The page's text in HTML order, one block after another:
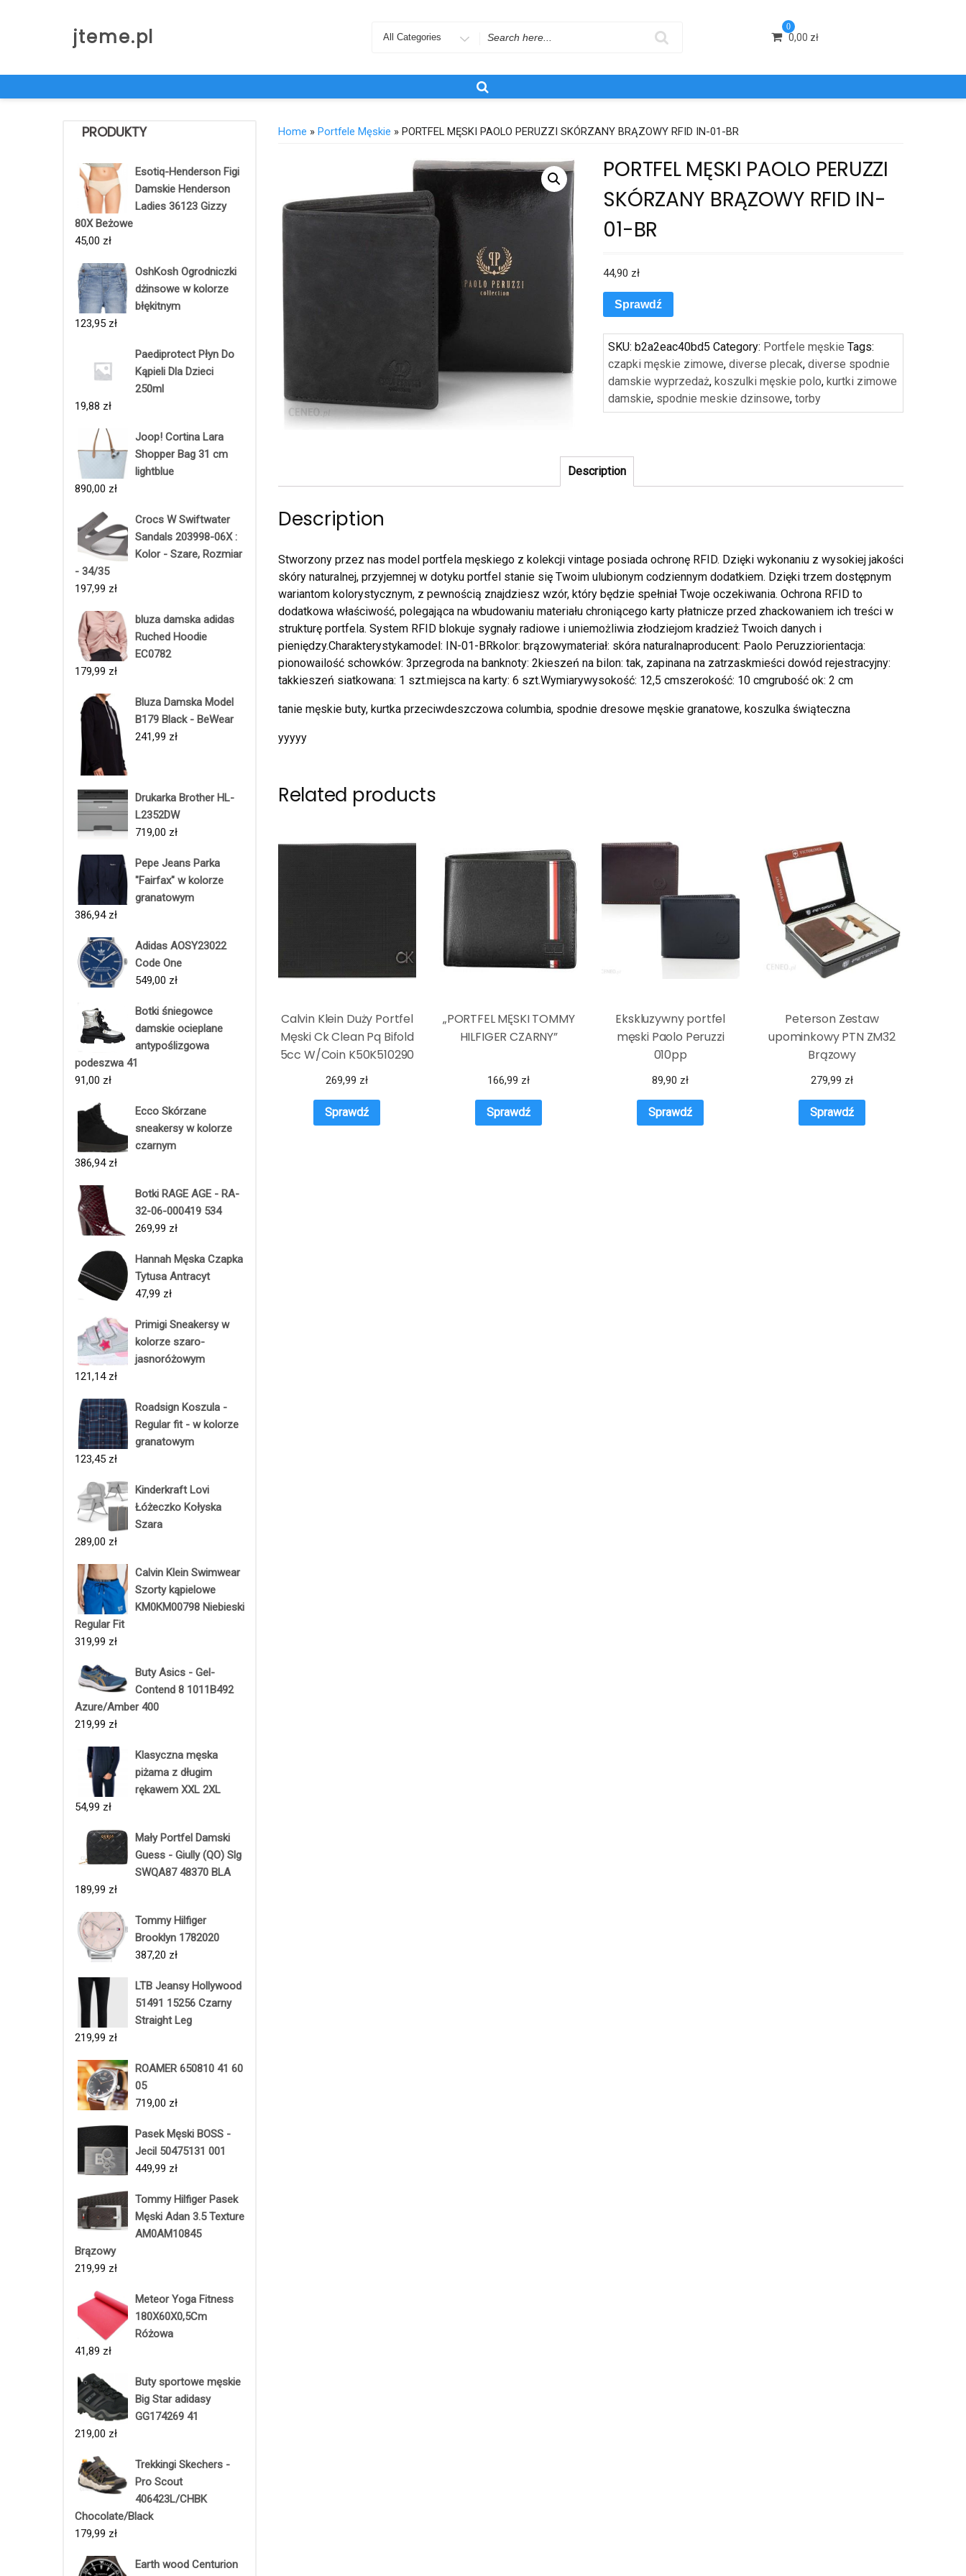
jteme.pl
Search
0
0,00 zł
PRODUKTY
Esotiq-Henderson Figi
Damskie Henderson
Ladies 36123 Gizzy
80X Beżowe
45,00 zł
OshKosh Ogrodniczki
dżinsowe w kolorze
błękitnym
123,95 zł
Paediprotect Płyn Do
Kąpieli Dla Dzieci
250ml
19,88 zł
Joop! Cortina Lara
Shopper Bag 31 cm
lightblue
890,00 zł
Crocs W Swiftwater
Sandals 203998-06X :
Kolor - Szare, Rozmiar
- 34/35
197,99 zł
bluza damska adidas
Ruched Hoodie
EC0782
179,99 zł
Bluza Damska Model
B179 Black - BeWear
241,99 zł
Drukarka Brother HL-
L2352DW
719,00 zł
Pepe Jeans Parka
"Fairfax" w kolorze
granatowym
386,94 zł
Adidas AOSY23022
Code One
549,00 zł
Botki śniegowce
damskie ocieplane
antypoślizgowa
podeszwa 41
91,00 zł
Ecco Skórzane
sneakersy w kolorze
czarnym
386,94 zł
Botki RAGE AGE - RA-
32-06-000419 534
269,99 zł
Hannah Męska Czapka
Tytusa Antracyt
47,99 zł
Primigi Sneakersy w
kolorze szaro-
jasnoróżowym
121,14 zł
Roadsign Koszula -
Regular fit - w kolorze
granatowym
123,45 zł
Kinderkraft Lovi
Łóżeczko Kołyska
Szara
289,00 zł
Calvin Klein Swimwear
Szorty kąpielowe
KM0KM00798 Niebieski
Regular Fit
319,99 zł
Buty Asics - Gel-
Contend 8 1011B492
Azure/Amber 400
219,99 zł
Klasyczna męska
piżama z długim
rękawem XXL 2XL
54,99 zł
Mały Portfel Damski
Guess - Giully (QO) Slg
SWQA87 48370 BLA
189,99 zł
Tommy Hilfiger
Brooklyn 1782020
387,20 zł
LTB Jeansy Hollywood
51491 15256 Czarny
Straight Leg
219,99 zł
ROAMER 650810 41 60
05
719,00 zł
Pasek Męski BOSS -
Jecil 50475131 001
449,99 zł
Tommy Hilfiger Pasek
Męski Adan 3.5 Texture
AM0AM10845
Brązowy
219,99 zł
Meteor Yoga Fitness
180X60X0,5Cm
Różowa
41,89 zł
Buty sportowe męskie
Big Star adidasy
GG174269 41
219,00 zł
Trekkingi Skechers -
Pro Scout
406423L/CHBK
Chocolate/Black
179,99 zł
Earth wood Centurion
Home » Portfele Męskie » PORTFEL MĘSKI PAOLO PERUZZI SKÓRZANY BRĄZOWY RFID IN-01-BR
PORTFEL MĘSKI PAOLO PERUZZI
SKÓRZANY BRĄZOWY RFID IN-
01-BR
44,90 zł
Sprawdź
SKU:b2a2eac40bd5 Category: Portfele męskie Tags:
czapki męskie zimowe,diverse plecak,diverse spodnie
damskie wyprzedaż,koszulki męskie polo,kurtki zimowe
damskie, spodnie meskie dzinsowe,torby
Description
Description
Stworzony przez nas model portfela męskiego z kolekcji vintage posiada ochronę RFID. Dzięki wykonaniu z wysokiej jakości
skóry naturalnej, przyjemnej w dotyku portfel stanie się Twoim ulubionym codziennym dodatkiem. Dzięki trzem dostępnym
wariantom kolorystycznym, z pewnością znajdziesz wzór, który będzie spełniał Twoje oczekiwania. Ochrona RFID to
dodatkowa właściwość, polegająca na wbudowaniu materiału chroniącego karty płatnicze przed zhackowaniem ich treści w
strukturę portfela. System RFID blokuje sygnały radiowe i uniemożliwia złodziejom kradzież Twoich danych i
pieniędzy.Charakterystykamodel: IN-01-BRkolor: brązowymateriał: skóra naturalnaproducent: Paolo Peruzziorientacja:
pionowailość schowków: 3przegroda na banknoty: 2kieszeń na bilon: tak, zapinana na zatrzaskmieści dowód rejestracyjny:
takkieszeń siatkowana: 1 szt.miejsca na karty: 6 szt.Wymiarywysokość: 12,5 cmszerokość: 10 cmgrubość ok: 2 cm
tanie męskie buty, kurtka przeciwdeszczowa columbia, spodnie dresowe męskie granatowe, koszulka świąteczna
yyyyy
Related products
Calvin Klein Duży Portfel
Męski Ck Clean Pq Bifold
5cc W/Coin K50K510290
Czarny
269,99 zł
Sprawdź
„PORTFEL MĘSKI TOMMY
HILFIGER CZARNY”
166,99 zł
Sprawdź
Ekskluzywny portfel
męski Paolo Peruzzi
010pp
89,90 zł
Sprawdź
Peterson Zestaw
upominkowy PTN ZM32
Brązowy
279,99 zł
Sprawdź